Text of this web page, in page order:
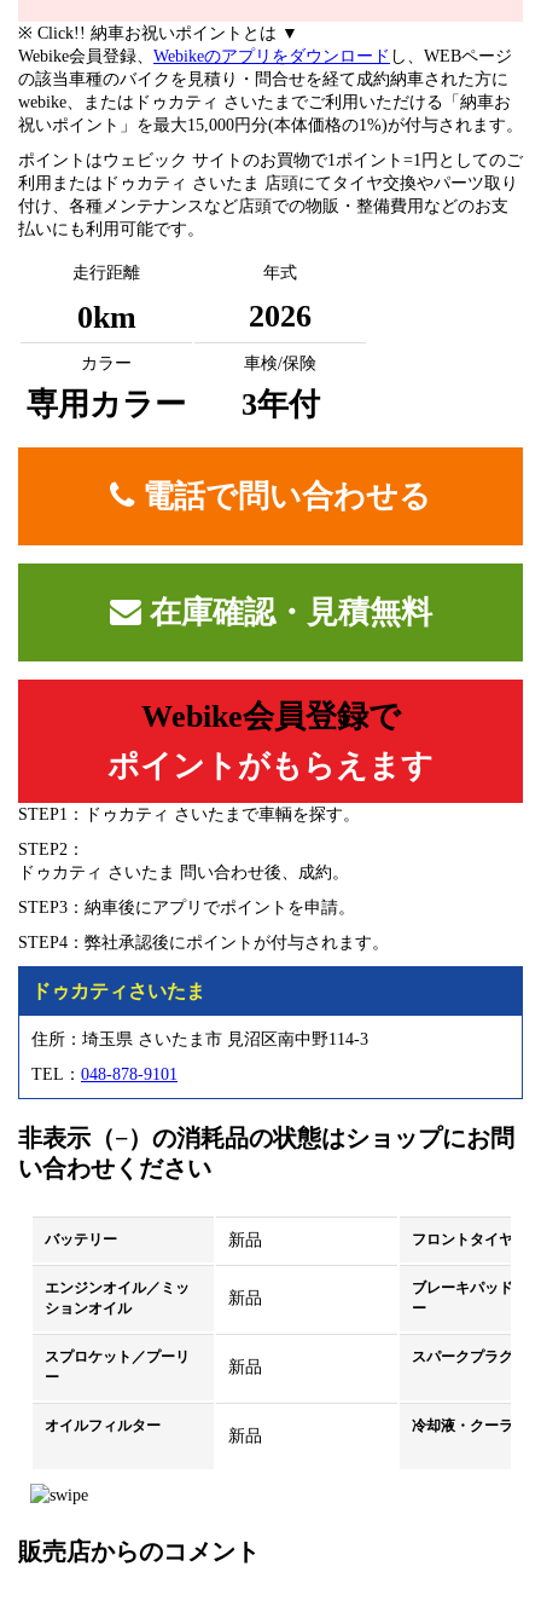
※ Click!! 納車お祝いポイントとは ▼
Webike会員登録、 Webikeのアプリをダウンロード し、WEBページ
の該当車種のバイクを見積り・問合せを経て成約納車された方に
webike、またはドゥカティ さいたまでご利用いただける「納車お
祝いポイント」を最大15,000円分(本体価格の1%)が付与されます。
ポイントはウェビック サイトのお買物で1ポイント=1円としてのご
利用またはドゥカティ さいたま 店頭にてタイヤ交換やパーツ取り
付け、各種メンテナンスなど店頭での物販・整備費用などのお支
払いにも利用可能です。
走行距離 年式
0km 2026
カラー 車検/保険
専用カラー 3年付
電話で問い合わせる
在庫確認・見積無料
Webike会員登録で
ポイントがもらえます
STEP1：ドゥカティ さいたまで車輌を探す。
STEP2：
ドゥカティ さいたま 問い合わせ後、成約。
STEP3：納車後にアプリでポイントを申請。
STEP4：弊社承認後にポイントが付与されます。
ドゥカティさいたま
住所：埼玉県 さいたま市 見沼区南中野114-3
TEL： 048-878-9101
非表示（−）の消耗品の状態はショップにお問
い合わせください
バッテリー 新品 フロントタイヤ
エンジンオイル／ミッ
ションオイル
新品
ブレーキパッド／
ー
スプロケット／プーリ
ー
新品
スパークプラグ
オイルフィルター
新品
冷却液・クーラント
販売店からのコメント